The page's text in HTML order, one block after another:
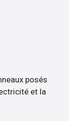
posés
et la